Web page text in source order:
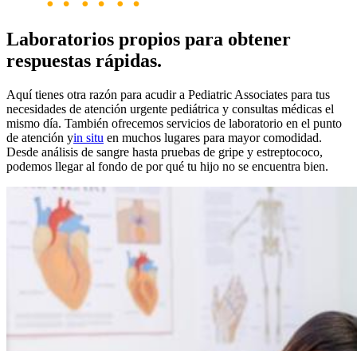
Laboratorios propios para obtener
respuestas rápidas.
Aquí tienes otra razón para acudir a Pediatric Associates para tus
necesidades de atención urgente pediátrica y consultas médicas el
mismo día. También ofrecemos servicios de laboratorio en el punto
de atención yin situ en muchos lugares para mayor comodidad.
Desde análisis de sangre hasta pruebas de gripe y estreptococo,
podemos llegar al fondo de por qué tu hijo no se encuentra bien.